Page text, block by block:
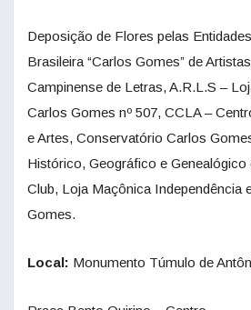
Deposição de Flores pelas
Brasileira “Carlos Gomes” de
Campinense de Letras, A.R.L.S –
Carlos Gomes nº 507, CCLA –
e Artes, Conservatório Carlos
Histórico, Geográfico e
Club, Loja Maçônica Independência
Gomes.
Local: Monumento Túmulo de